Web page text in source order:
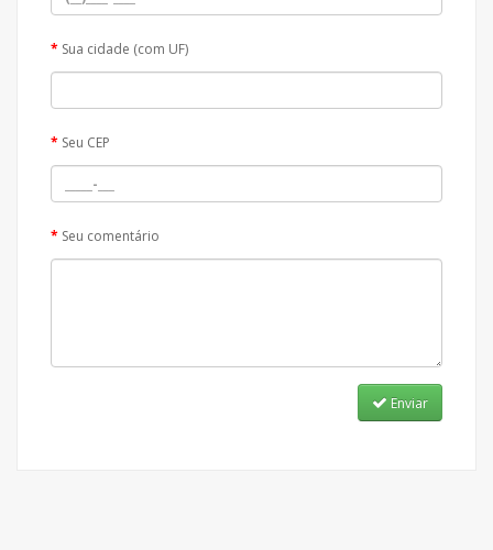
Sua cidade (com UF)
Seu CEP
Seu comentário
Enviar